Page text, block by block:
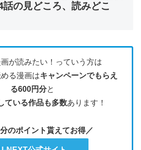
話の見どころ、読みどこ
が読みたい！っていう方は
る漫画はキャンペーンでもらえ
る600円分と
ている作品も多数あります！
のポイント貰えてお得／